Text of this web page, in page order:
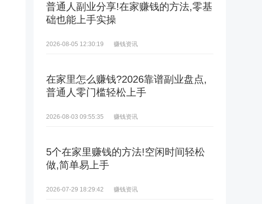
普通人副业分享!在家赚钱的方法,零基
础也能上手实操
2026-08-05 12:30:19 赚钱资讯
在家里怎么赚钱?2026靠谱副业盘点,
普通人零门槛轻松上手
2026-08-03 09:55:35 赚钱资讯
5个在家里赚钱的方法!空闲时间轻松
做,简单易上手
2026-07-29 18:29:42 赚钱资讯